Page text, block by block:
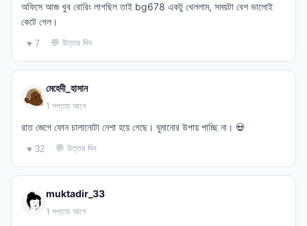
অফিসে আজ খুব বোরিং লাগছিল তাই bg678 একটু খেললাম, সময়টা বেশ ভালোই
কেটে গেল।
♥ 7 💬 উত্তর দিন
মেহেদী_হাসান
1 সপ্তাহ আগে
রাত জেগে ফোন চালানোটা নেশা হয়ে গেছে। ঘুমানোর উপায় পাচ্ছি না। 💀
♥ 32 💬 উত্তর দিন
muktadir_33
1 সপ্তাহ আগে